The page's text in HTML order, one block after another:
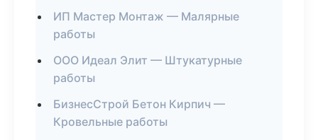
ИП Мастер Монтаж — Малярные
работы
ООО Идеал Элит — Штукатурные
работы
БизнесСтрой Бетон Кирпич —
Кровельные работы